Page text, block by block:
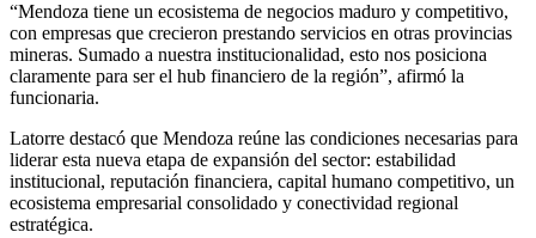
“Mendoza tiene un ecosistema de negocios maduro y competitivo,
con empresas que crecieron prestando servicios en otras provincias
mineras. Sumado a nuestra institucionalidad, esto nos posiciona
claramente para ser el hub financiero de la región”, afirmó la
funcionaria.
Latorre destacó que Mendoza reúne las condiciones necesarias para
liderar esta nueva etapa de expansión del sector: estabilidad
institucional, reputación financiera, capital humano competitivo, un
ecosistema empresarial consolidado y conectividad regional
estratégica.